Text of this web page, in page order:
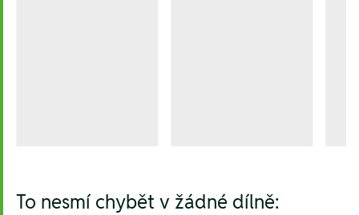
To nesmí chybět v žádné dílně: